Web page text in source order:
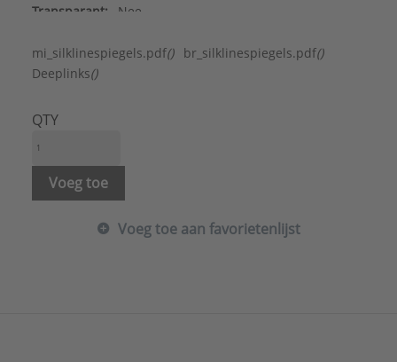
Transparant:
Nee
Verdekte bevestiging: Ja
Merk:
Raminex
Serie:
mi_silklinespiegels.pdf() br_silklinespiegels.pdf()
Deeplinks()
QTY
Voeg toe
Voeg toe aan favorietenlijst